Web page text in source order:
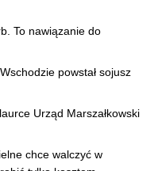
To nawiązanie do
powstał sojusz
Urząd Marszałkowski
chce walczyć w